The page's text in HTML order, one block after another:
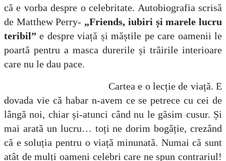
că e vorba despre o celebritate. Autobiografia scrisă
de Matthew Perry- „Friends, iubiri și marele lucru
teribil” e despre viață și măștile pe care oamenii le
poartă pentru a masca durerile și trăirile interioare
care nu le dau pace.
Cartea e o lecție de viață. E
dovada vie că habar n-avem ce se petrece cu cei de
lângă noi, chiar și-atunci când nu le găsim cusur. Și
mai arată un lucru… toți ne dorim bogăție, crezând
că e soluția pentru o viață minunată. Numai că sunt
atât de mulți oameni celebri care ne spun contrariul!